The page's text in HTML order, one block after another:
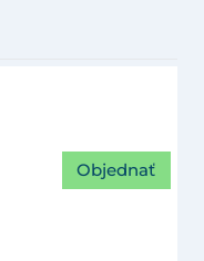
Objednať